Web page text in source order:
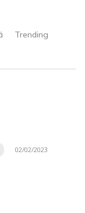
Trending
02/02/2023